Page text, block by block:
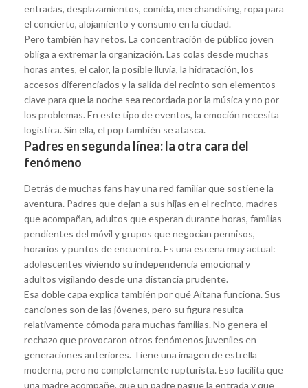
entradas, desplazamientos, comida, merchandising, ropa para
el concierto, alojamiento y consumo en la ciudad.
Pero también hay retos. La concentración de público joven
obliga a extremar la organización. Las colas desde muchas
horas antes, el calor, la posible lluvia, la hidratación, los
accesos diferenciados y la salida del recinto son elementos
clave para que la noche sea recordada por la música y no por
los problemas. En este tipo de eventos, la emoción necesita
logística. Sin ella, el pop también se atasca.
Padres en segunda línea: la otra cara del
fenómeno
Detrás de muchas fans hay una red familiar que sostiene la
aventura. Padres que dejan a sus hijas en el recinto, madres
que acompañan, adultos que esperan durante horas, familias
pendientes del móvil y grupos que negocian permisos,
horarios y puntos de encuentro. Es una escena muy actual:
adolescentes viviendo su independencia emocional y
adultos vigilando desde una distancia prudente.
Esa doble capa explica también por qué Aitana funciona. Sus
canciones son de las jóvenes, pero su figura resulta
relativamente cómoda para muchas familias. No genera el
rechazo que provocaron otros fenómenos juveniles en
generaciones anteriores. Tiene una imagen de estrella
moderna, pero no completamente rupturista. Eso facilita que
una madre acompañe, que un padre pague la entrada y que